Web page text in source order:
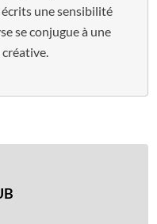
une sensibilité
se conjugue à une